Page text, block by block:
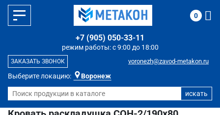
Выберите локацию: Воронеж
режим работы: с 9:00 до 18:00
+7 (905) 050-33-11
voronezh@zavod-metakon.ru
ЗАКАЗАТЬ ЗВОНОК
0